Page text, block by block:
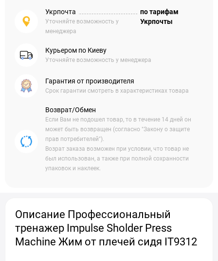
Укрпочта
Уточняйте возможность у
менеджера
по тарифам
Укрпочты
Курьером по Киеву
Уточняйте возможность у менеджера
Гарантия от производителя
Срок гарантии смотреть в характеристиках товара
Возврат/Обмен
Если Вам не подошел товар, то в течение 14 дней он
может быть возвращен (согласно "Закону о защите
прав потребителей").
Возрат заказа возможен при условии, что товар не
был использован, а также при полной сохранности
упаковок и наклеек.
Описание Профессиональный
тренажер Impulse Sholder Press
Machine Жим от плечей сидя IT9312